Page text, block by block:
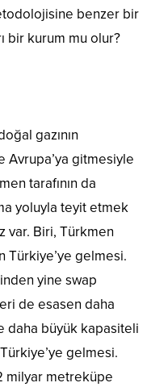
benzer bir
bir kurum mu olur?
gazının
Avrupa’ya gitmesiyle
tarafının da
yoluyla teyit etmek
var. Biri, Türkmen
Türkiye’ye gelmesi.
yine swap
de esasen daha
daha büyük kapasiteli
gelmesi.
milyar metreküpe